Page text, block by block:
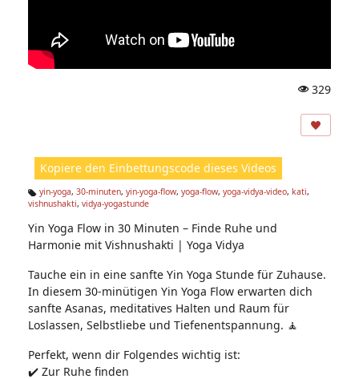
ic
n:
329
Kopiere den Einbettungscode dieses Videos
Ta
s:
yin-yoga, 30-minuten, yin-yoga-flow, yoga-flow, yoga-vidya-video, kati,
vishnushakti, vidya-yogastunde
Yin Yoga Flow in 30 Minuten – Finde Ruhe und
Harmonie mit Vishnushakti | Yoga Vidya
Tauche ein in eine sanfte Yin Yoga Stunde für Zuhause.
In diesem 30-minütigen Yin Yoga Flow erwarten dich
sanfte Asanas, meditatives Halten und Raum für
Loslassen, Selbstliebe und Tiefenentspannung. 🧘
Perfekt, wenn dir Folgendes wichtig ist:
✔️ Zur Ruhe finden